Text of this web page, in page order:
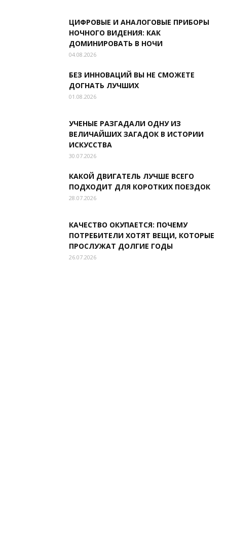
ЦИФРОВЫЕ И АНАЛОГОВЫЕ ПРИБОРЫ
НОЧНОГО ВИДЕНИЯ: КАК
ДОМИНИРОВАТЬ В НОЧИ
04.08.2026
БЕЗ ИННОВАЦИЙ ВЫ НЕ СМОЖЕТЕ
ДОГНАТЬ ЛУЧШИХ
01.08.2026
УЧЕНЫЕ РАЗГАДАЛИ ОДНУ ИЗ
ВЕЛИЧАЙШИХ ЗАГАДОК В ИСТОРИИ
ИСКУССТВА
30.07.2026
КАКОЙ ДВИГАТЕЛЬ ЛУЧШЕ ВСЕГО
ПОДХОДИТ ДЛЯ КОРОТКИХ ПОЕЗДОК
28.07.2026
КАЧЕСТВО ОКУПАЕТСЯ: ПОЧЕМУ
ПОТРЕБИТЕЛИ ХОТЯТ ВЕЩИ, КОТОРЫЕ
ПРОСЛУЖАТ ДОЛГИЕ ГОДЫ
26.07.2026